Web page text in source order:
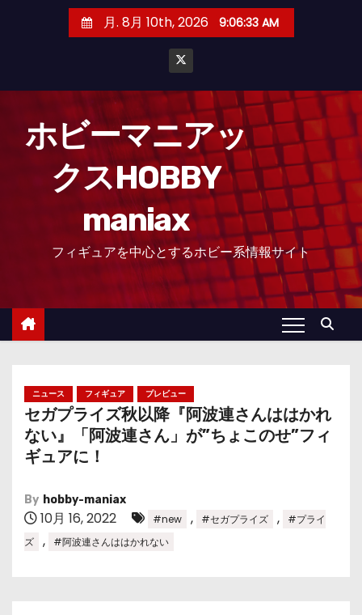
月. 8月 10th, 2026 9:06:34 AM
ホビーマニアッ
クスHOBBY
maniax
フィギュアを中心とするホビー系情報サイト
ニュース フィギュア プレビュー
セガプライズ秋以降『阿波連さんははかれ
ない』「阿波連さん」が”ちょこのせ”フィ
ギュアに！
By hobby-maniax
10月 16, 2022 #new , #セガプライズ ,
#プライ
ズ
, #阿波連さんははかれない